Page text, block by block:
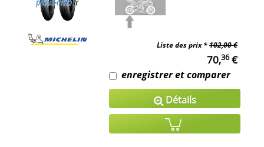
Liste des prix *102,00 €
70,36€
enregistrer et comparer
Détails